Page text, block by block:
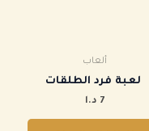
ألعاب
‏‏ لعبة فرد الطلقات
7 د.ا